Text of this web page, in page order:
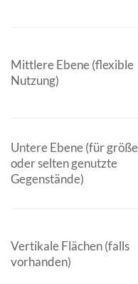
Mittlere Ebene (flexible
Nutzung)
Untere Ebene (für
oder selten genutzte
Gegenstände)
Vertikale Flächen (falls
vorhanden)